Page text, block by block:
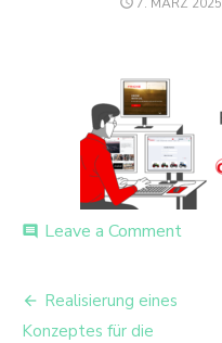
comment Leave a Commenton
Beitrags-
Navigation
Realisierung eines
Konzeptes für die